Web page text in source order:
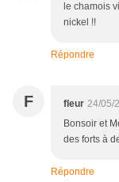
le chamois
nickel !!
Répondre
F fleur 24/05/
Bonsoir et
des forts à
Répondre